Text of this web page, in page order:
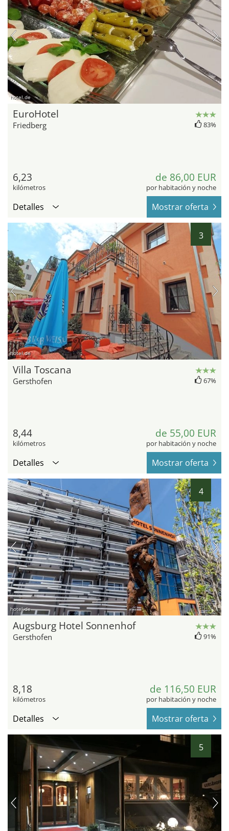
hotel.de
EuroHotel
Friedberg 83%
6,23
kilómetros
de 86,00 EUR
por habitación y noche
Detalles Mostrar oferta
3
hotel.de
Villa Toscana
Gersthofen 67%
8,44
kilómetros
de 55,00 EUR
por habitación y noche
Detalles Mostrar oferta
4
hotel.de
Augsburg Hotel Sonnenhof
Gersthofen 91%
8,18
kilómetros
de 116,50 EUR
por habitación y noche
Detalles Mostrar oferta
5